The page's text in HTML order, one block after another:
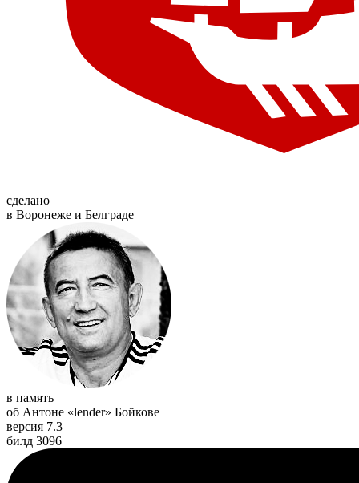
сделано
в Воронеже и Белграде
в память
об Антоне «lender» Бойкове
версия 7.3
билд 3096